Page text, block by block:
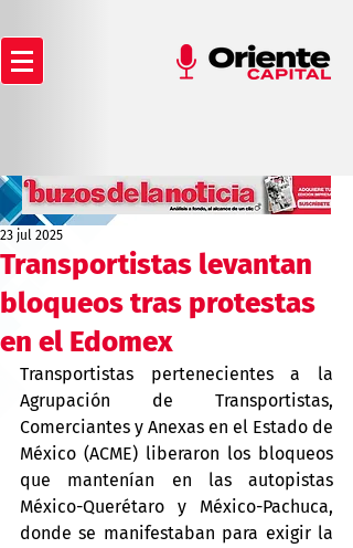
Transportistas levantan
bloqueos tras protestas
en el Edomex
23 jul 2025
Transportistas pertenecientes a la
Agrupación de Transportistas,
Comerciantes y Anexas en el Estado de
México (ACME) liberaron los bloqueos
que mantenían en las autopistas
México-Querétaro y México-Pachuca,
donde se manifestaban para exigir la